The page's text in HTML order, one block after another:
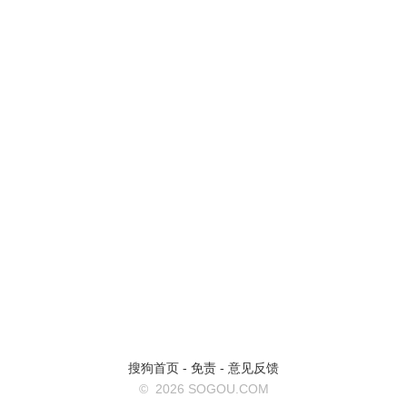
搜狗首页 - 免责 - 意见反馈
© 2026 SOGOU.COM